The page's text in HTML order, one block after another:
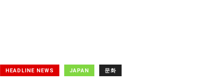
HEADLINE NEWS JAPAN 문화